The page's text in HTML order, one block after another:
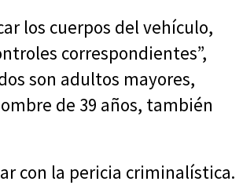
los cuerpos del vehículo,
correspondientes”,
son adultos mayores,
de 39 años, también
con la pericia criminalística.